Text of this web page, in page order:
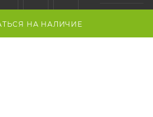
НА НАЛИЧИЕ